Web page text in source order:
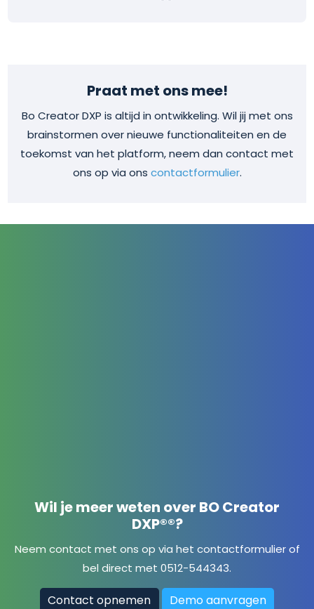
Praat met ons mee!
Bo Creator DXP is altijd in ontwikkeling. Wil jij met ons
brainstormen over nieuwe functionaliteiten en de
toekomst van het platform, neem dan contact met
ons op via ons contactformulier.
Wil je meer weten over BO Creator
DXP®®?
Neem contact met ons op via het contactformulierof
bel direct met 0512-544343.
Contact opnemen Demo aanvragen